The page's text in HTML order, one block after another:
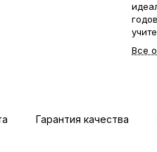
Все
Гарантия качества